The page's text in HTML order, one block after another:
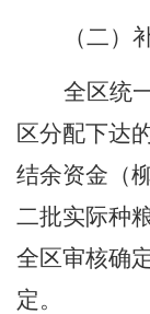
（二）
全区统
区分配下达
结余资金 （
二批实际种
全区审核确
定。